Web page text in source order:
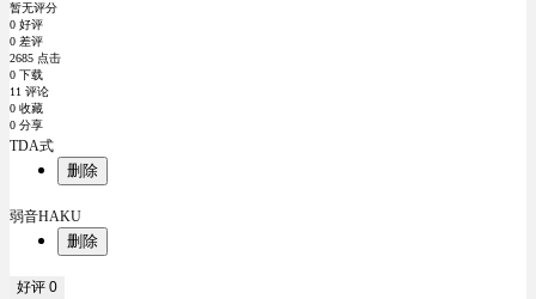
暂无评分
0 好评
0 差评
2685 点击
0 下载
11 评论
0 收藏
0 分享
TDA式
删除
弱音HAKU
删除
好评 0